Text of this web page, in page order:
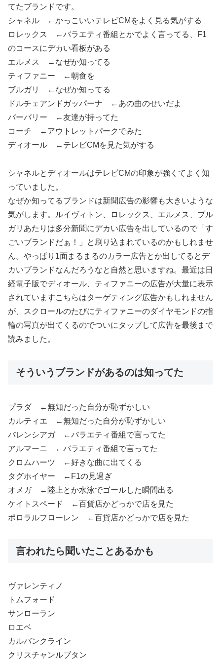
てたブランドです。
シャネル ←かっこいいテレビCMをよく見る気がする
ロレックス ←バラエティ番組とかでよく言ってる、F1
のコースにデカい看板がある
エルメス ←なぜか知ってる
ティファニー ←朝食を
ブルガリ ←なぜか知ってる
ドルチェアンドガッパーナ ←あの曲のせいだよ
バーバリー ←友達が持ってた
コーチ ←アウトレットパークでみた
ディオール ←テレビCMを見た気がする
シャネルとディオールはテレビCMの印象が強くてよく知
っていました。
なぜか知ってるブランドは新聞広告の影響も大きいような
気がします。ルイヴィトン、ロレックス、エルメス、ブル
ガリあたりは多分新聞にデカい広告を出しているので「す
ごいブランドだぁ！」と刷り込まれているのかもしれませ
ん。やっぱり1面まるまるのカラー広告とか出してるとデ
カいブランドなんだろうなと自然と思いますね。最近は日
経電子版でディオール、ティファニーの広告が大量に表示
されていますこちらはターゲティング広告かもしれません
が、スクロールのたびにティファニーのダイヤモンドの指
輪の写真が出てくるのでついにタップして広告を最後まで
読みました。
そういうブランドがあるのは知ってた
プラダ ←無知だった自分が恥ずかしい
カルティエ ←無知だった自分が恥ずかしい
バレンシアガ ←バラエティ番組で言ってた
アルマーニ ←バラエティ番組で言ってた
クロムハーツ ←好きな曲に出てくる
タグホイヤー ←F1の見過ぎ
オメガ ←陸上とか水泳でゴールした瞬間出る
ケイトスペード ←百貨店かどっかで店を見た
ポロラルフローレン ←百貨店かどっかで店を見た
言われたら聞いたことあるかも
ヴァレンティノ
トムフォード
サンローラン
ロエベ
カルバンクライン
クリスチャンルブタン